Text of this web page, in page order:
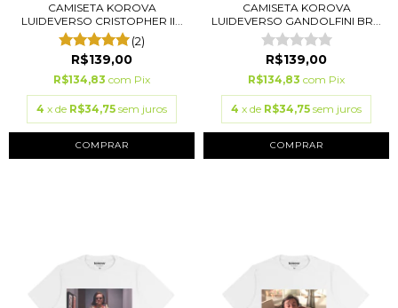
CAMISETA KOROVA
LUIDEVERSO CRISTOPHER II...
(2)
R$139,00
R$134,83 com Pix
4 x de R$34,75 sem juros
COMPRAR
CAMISETA KOROVA
LUIDEVERSO GANDOLFINI BR...
R$139,00
R$134,83 com Pix
4 x de R$34,75 sem juros
COMPRAR